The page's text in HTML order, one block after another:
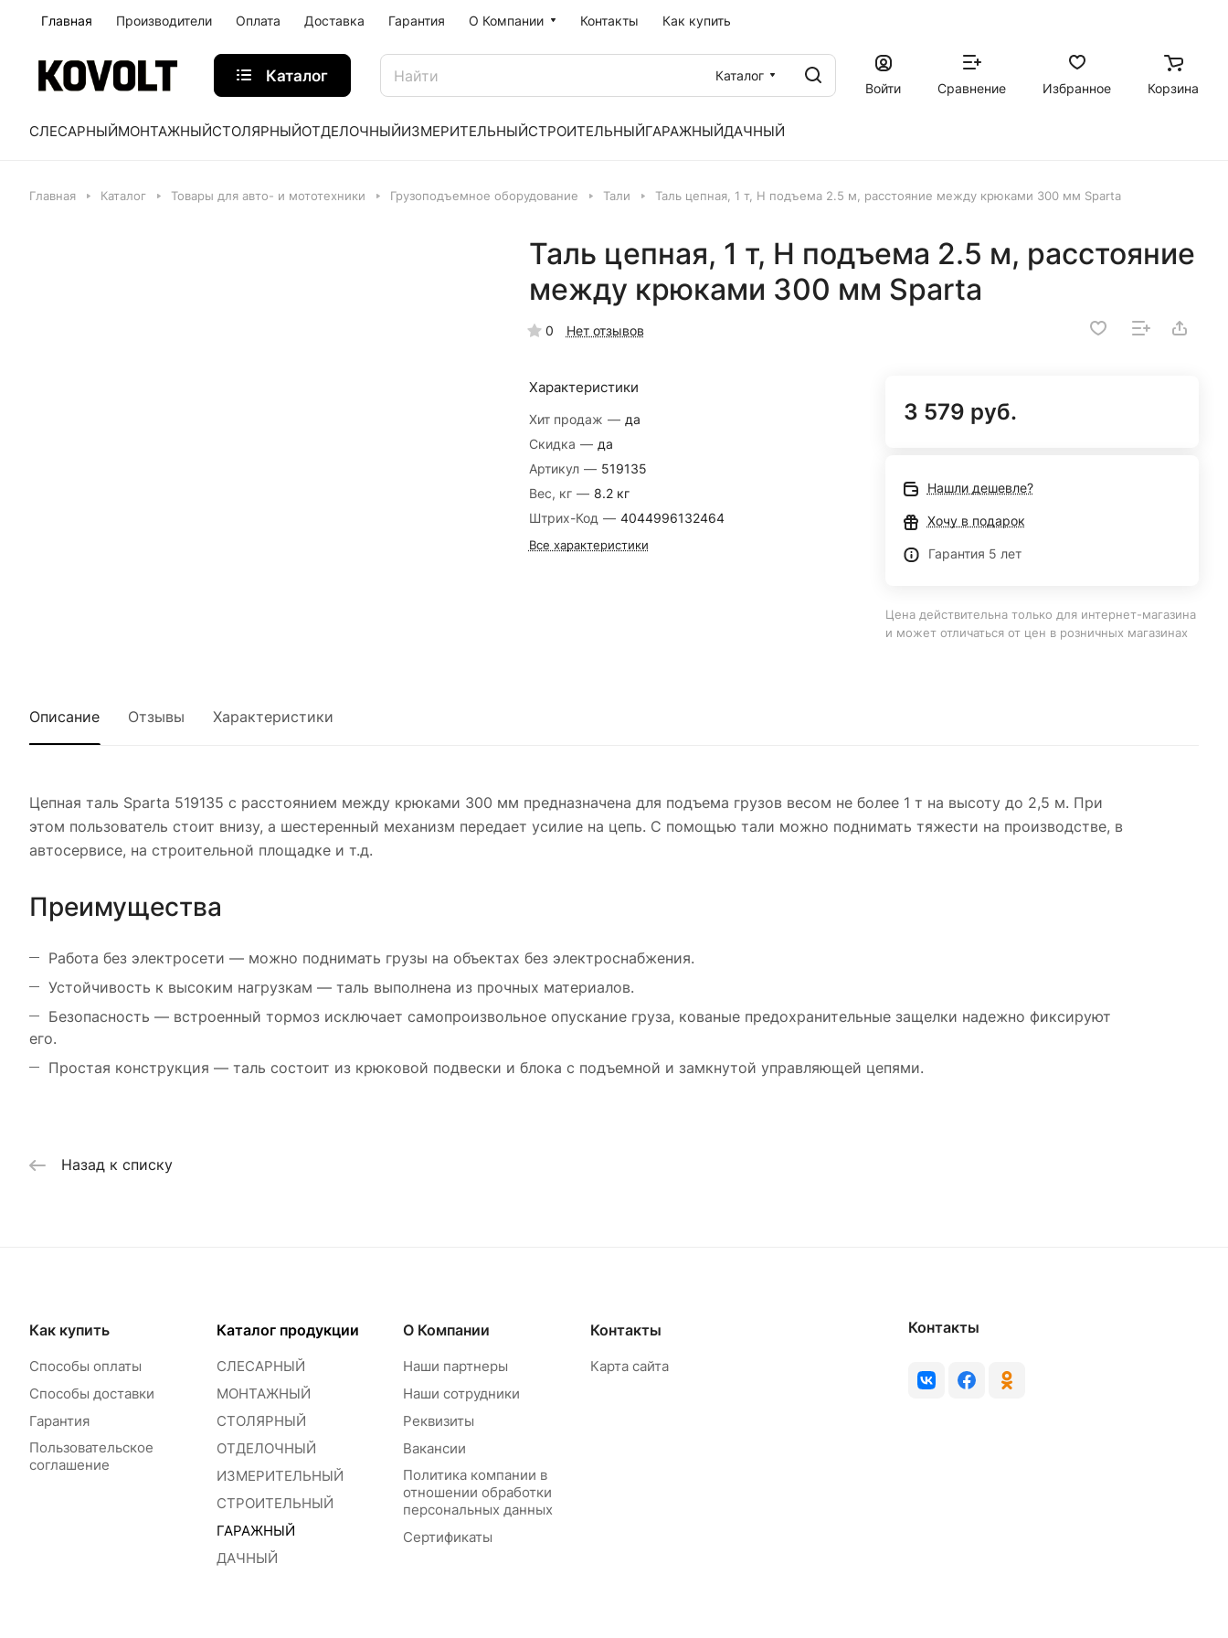
Главная Производители Оплата Доставка Гарантия О Компании Контакты Как купить
Каталог
Каталог
Войти
Сравнение Избранное Корзина
СЛЕСАРНЫЙМОНТАЖНЫЙСТОЛЯРНЫЙОТДЕЛОЧНЫЙИЗМЕРИТЕЛЬНЫЙСТРОИТЕЛЬНЫЙГАРАЖНЫЙДАЧНЫЙ
Главная Каталог Товары для авто- и мототехники Грузоподъемное оборудование Тали Таль цепная, 1 т, H подъема 2.5 м, расстояние между крюками 300 мм Sparta
Таль цепная, 1 т, H подъема 2.5 м, расстояние
между крюками 300 мм Sparta
0 Нет отзывов
Характеристики
Хит продаж — да
Скидка — да
Артикул — 519135
Вес, кг — 8.2 кг
Штрих-Код — 4044996132464
Все характеристики
3 579 руб.
Нашли дешевле?
Хочу в подарок
Гарантия 5 лет
Цена действительна только для интернет-магазина
и может отличаться от цен в розничных магазинах
Описание Отзывы Характеристики
Цепная таль Sparta 519135 с расстоянием между крюками 300 мм предназначена для подъема грузов весом не более 1 т на высоту до 2,5 м. При
этом пользователь стоит внизу, а шестеренный механизм передает усилие на цепь. С помощью тали можно поднимать тяжести на производстве, в
автосервисе, на строительной площадке и т.д.
Преимущества
Работа без электросети — можно поднимать грузы на объектах без электроснабжения.
Устойчивость к высоким нагрузкам — таль выполнена из прочных материалов.
Безопасность — встроенный тормоз исключает самопроизвольное опускание груза, кованые предохранительные защелки надежно фиксируют
его.
Простая конструкция — таль состоит из крюковой подвески и блока с подъемной и замкнутой управляющей цепями.
Назад к списку
Как купить
Способы оплаты
Способы доставки
Гарантия
Пользовательское
соглашение
Каталог продукции
СЛЕСАРНЫЙ
МОНТАЖНЫЙ
СТОЛЯРНЫЙ
ОТДЕЛОЧНЫЙ
ИЗМЕРИТЕЛЬНЫЙ
СТРОИТЕЛЬНЫЙ
ГАРАЖНЫЙ
ДАЧНЫЙ
О Компании
Наши партнеры
Наши сотрудники
Реквизиты
Вакансии
Политика компании в
отношении обработки
персональных данных
Сертификаты
Контакты
Карта сайта
Контакты